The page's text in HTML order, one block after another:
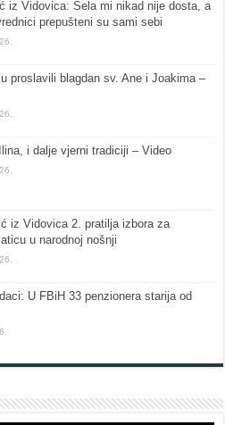
iz Vidovica: Sela mi nikad nije dosta, a
prepušteni su sami sebi
proslavili blagdan sv. Ane i Joakima –
i dalje vjerni tradiciji – Video
iz Vidovica 2. pratilja izbora za
u narodnoj nošnji
U FBiH 33 penzionera starija od